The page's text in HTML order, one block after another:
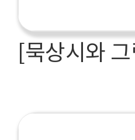
[묵상시와